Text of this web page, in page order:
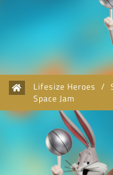
Lifesize Heroes /
Space Jam